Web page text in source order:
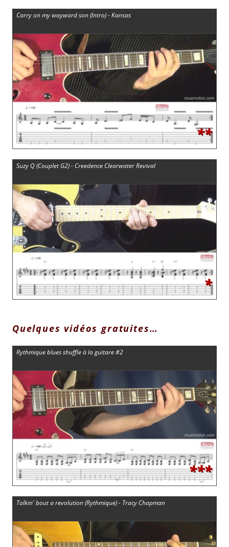
Carry on my wayward son (Intro) - Kansas
**
Suzy Q (Couplet G2) - Creedence Clearwater Revival
*
Quelques vidéos gratuites…
Rythmique blues shuffle à la guitare #2
***
Talkin' bout a revolution (Rythmique) - Tracy Chapman